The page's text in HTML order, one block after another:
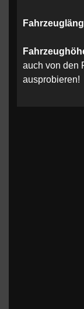
auch von den
ausprobieren!